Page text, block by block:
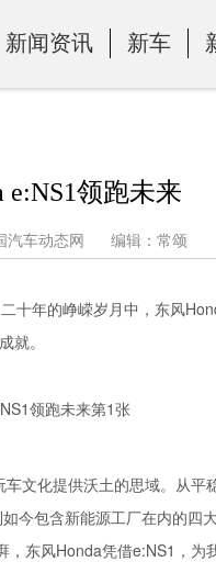
新闻资讯 新车
领跑未来
国汽车动态网 编辑：常颂
十年的峥嵘岁月中，东风
就。
文化提供沃土的思域。从平
今包含新能源工厂在内的四
东风Honda凭借e:NS1，为